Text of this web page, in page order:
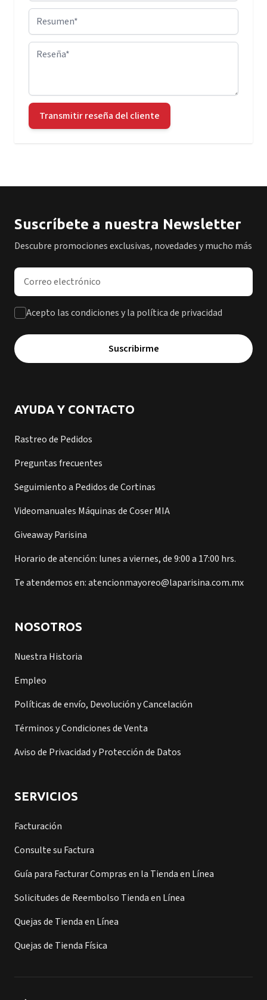
Resumen
Reseña
Transmitir reseña del cliente
Suscríbete a nuestra Newsletter
Descubre promociones exclusivas, novedades y mucho más
Dirección de correo electrónico
Acepto las condiciones y la política de privacidad
Suscribirme
AYUDA Y CONTACTO
Rastreo de Pedidos
Preguntas frecuentes
Seguimiento a Pedidos de Cortinas
Videomanuales Máquinas de Coser MIA
Giveaway Parisina
Horario de atención: lunes a viernes, de 9:00 a 17:00 hrs.
Te atendemos en: atencionmayoreo@laparisina.com.mx
NOSOTROS
Nuestra Historia
Empleo
Políticas de envío, Devolución y Cancelación
Términos y Condiciones de Venta
Aviso de Privacidad y Protección de Datos
SERVICIOS
Facturación
Consulte su Factura
Guía para Facturar Compras en la Tienda en Línea
Solicitudes de Reembolso Tienda en Línea
Quejas de Tienda en Línea
Quejas de Tienda Física